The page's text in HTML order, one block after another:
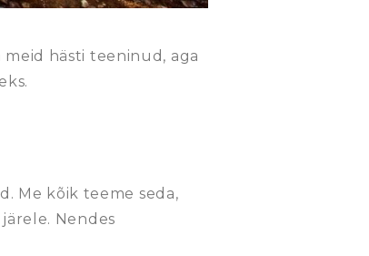
hästi teeninud, aga
Me kõik teeme seda,
Nendes